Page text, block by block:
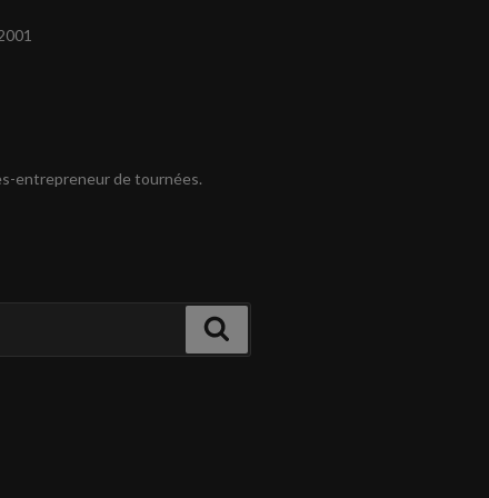
entrepreneur de tournées.